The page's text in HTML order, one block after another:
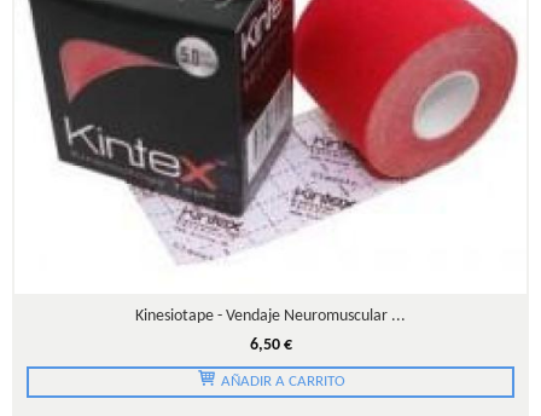
Kinesiotape - Vendaje Neuromuscular ...
6,50 €
AÑADIR A CARRITO